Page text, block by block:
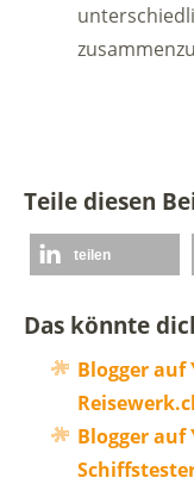
Teile diesen
teilen
Das könnte
Blogger auf
Blogger auf